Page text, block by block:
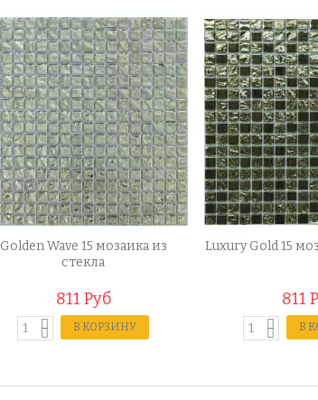
Golden Wave 15 мозаика из
стекла
811 Руб
В КОРЗИНУ
Luxury Gold 15
811
В